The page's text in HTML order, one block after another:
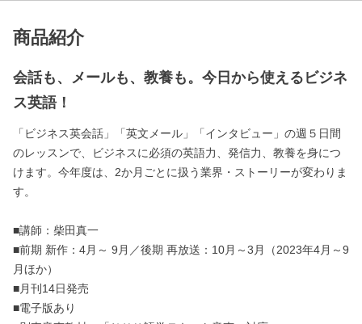
商品紹介
会話も、メールも、教養も。今日から使えるビジネ
ス英語！
「ビジネス英会話」「英文メール」「インタビュー」の週５日間
のレッスンで、ビジネスに必須の英語力、発信力、教養を身につ
けます。今年度は、2か月ごとに扱う業界・ストーリーが変わりま
す。
■講師：柴田真一
■前期 新作：4月～ 9月／後期 再放送：10月～3月（2023年4月～9
月ほか）
■月刊14日発売
■電子版あり